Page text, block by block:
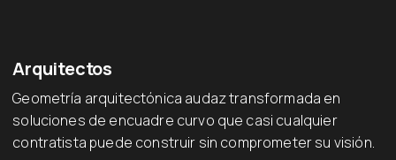
Arquitectos
Geometría arquitectónica audaz transformada en
soluciones de encuadre curvo que casi cualquier
contratista puede construir sin comprometer su visión.